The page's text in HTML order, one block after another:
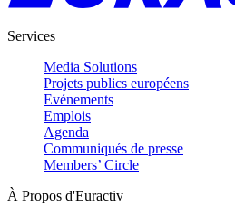
Services
Media Solutions
Projets publics européens
Evénements
Emplois
Agenda
Communiqués de presse
Members’ Circle
À Propos d'Euractiv